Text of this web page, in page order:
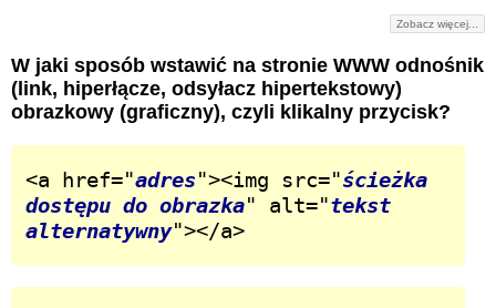
Zobacz więcej...
W jaki sposób wstawić na stronie WWW odnośnik
(link, hiperłącze, odsyłacz hipertekstowy)
obrazkowy (graficzny), czyli klikalny przycisk?
<a href="adres"><img src="ścieżka
dostępu do obrazka" alt="tekst
alternatywny"></a>